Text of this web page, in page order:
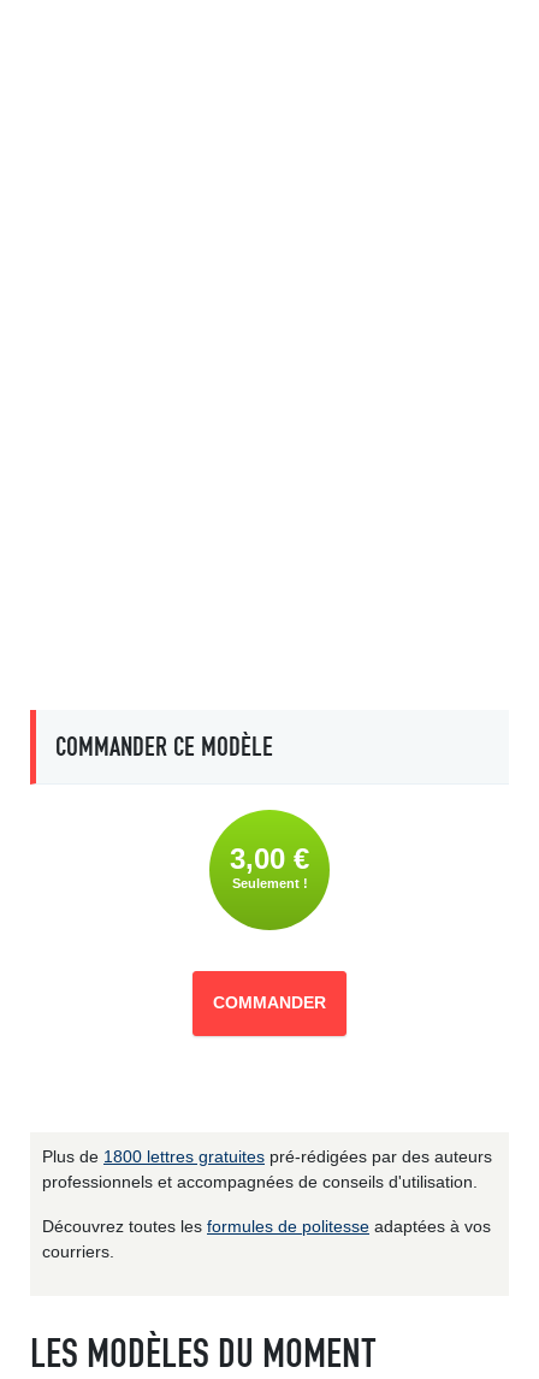
COMMANDER CE MODÈLE
3,00 €
Seulement !
COMMANDER
Plus de 1800 lettres gratuites pré-rédigées par des auteurs
professionnels et accompagnées de conseils d'utilisation.
Découvrez toutes les formules de politesse adaptées à vos
courriers.
LES MODÈLES DU MOMENT